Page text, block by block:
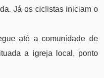
Já os ciclistas iniciam o
até a comunidade de
a igreja local, ponto